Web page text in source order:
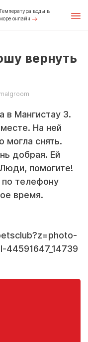
воды в
море онлайн
вернуть
в Мангистау 3.
На ней
могла снять.
добрая. Ей
помогите!
по телефону
время.
44591647_14739